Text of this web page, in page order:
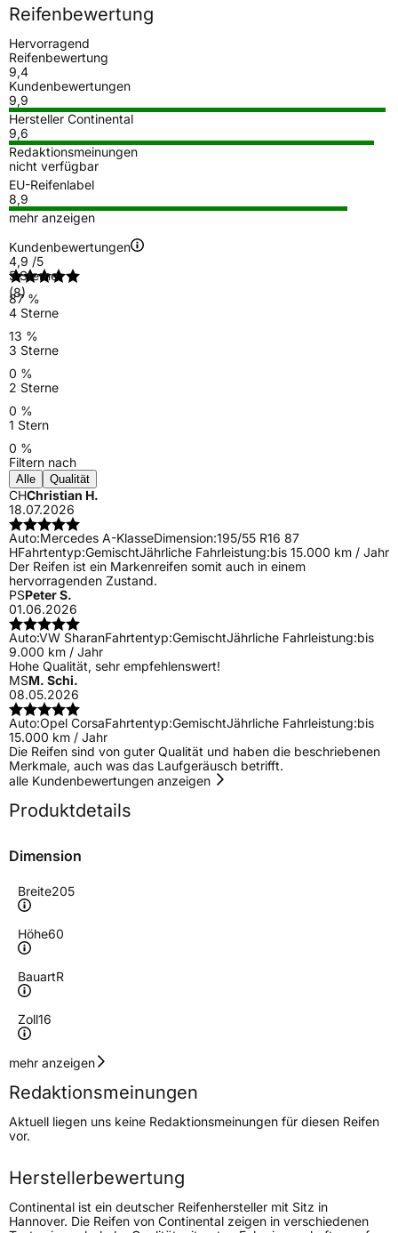
Reifenbewertung
Hervorragend
Reifenbewertung
9,4
Kundenbewertungen
9,9
Hersteller Continental
9,6
Redaktionsmeinungen
nicht verfügbar
EU-Reifenlabel
8,9
mehr anzeigen
Kundenbewertungen
4,9 /5
(8)
5 Sterne
87 %
4 Sterne
13 %
3 Sterne
0 %
2 Sterne
0 %
1 Stern
0 %
Filtern nach
Alle Qualität
CHChristian H.
18.07.2026
Auto:Mercedes A-KlasseDimension:195/55 R16 87
HFahrtentyp:GemischtJährliche Fahrleistung:bis 15.000 km / Jahr
Der Reifen ist ein Markenreifen somit auch in einem
hervorragenden Zustand.
PSPeter S.
01.06.2026
Auto:VW SharanFahrtentyp:GemischtJährliche Fahrleistung:bis
9.000 km / Jahr
Hohe Qualität, sehr empfehlenswert!
MSM. Schi.
08.05.2026
Auto:Opel CorsaFahrtentyp:GemischtJährliche Fahrleistung:bis
15.000 km / Jahr
Die Reifen sind von guter Qualität und haben die beschriebenen
Merkmale, auch was das Laufgeräusch betrifft.
alle Kundenbewertungen anzeigen
Produktdetails
Dimension
Breite205
Höhe60
BauartR
Zoll16
Geschwindigkeitsindex
Höchstgeschwindigkeit
210 km/h
Lastindex92
Höchstlast630 kg
Gewicht (in kg) 8,40 kg
mehr anzeigen
Redaktionsmeinungen
Aktuell liegen uns keine Redaktionsmeinungen für diesen Reifen
vor.
Herstellerbewertung
Continental ist ein deutscher Reifenhersteller mit Sitz in
Hannover. Die Reifen von Continental zeigen in verschiedenen